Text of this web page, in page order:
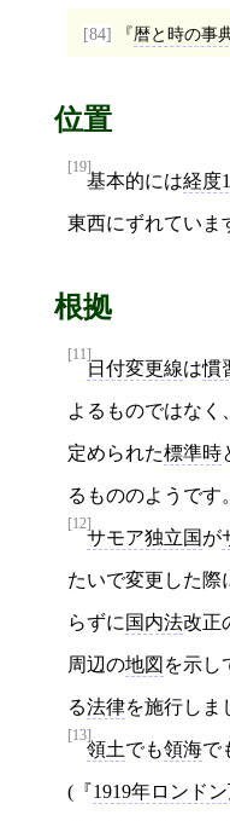
[84] 暦と時の事
位置
[19]
基本的には経度
東西にずれていま
根拠
[11]
日付変更線は慣
よるものではなく
定められた標準時
るもののようです。
[12]
サモア独立国が
たいで変更した際
らずに 国内法改正
周辺の地図 を示し
る法律を施行しま
[13]
領土でも領海で
( 1919年ロンド